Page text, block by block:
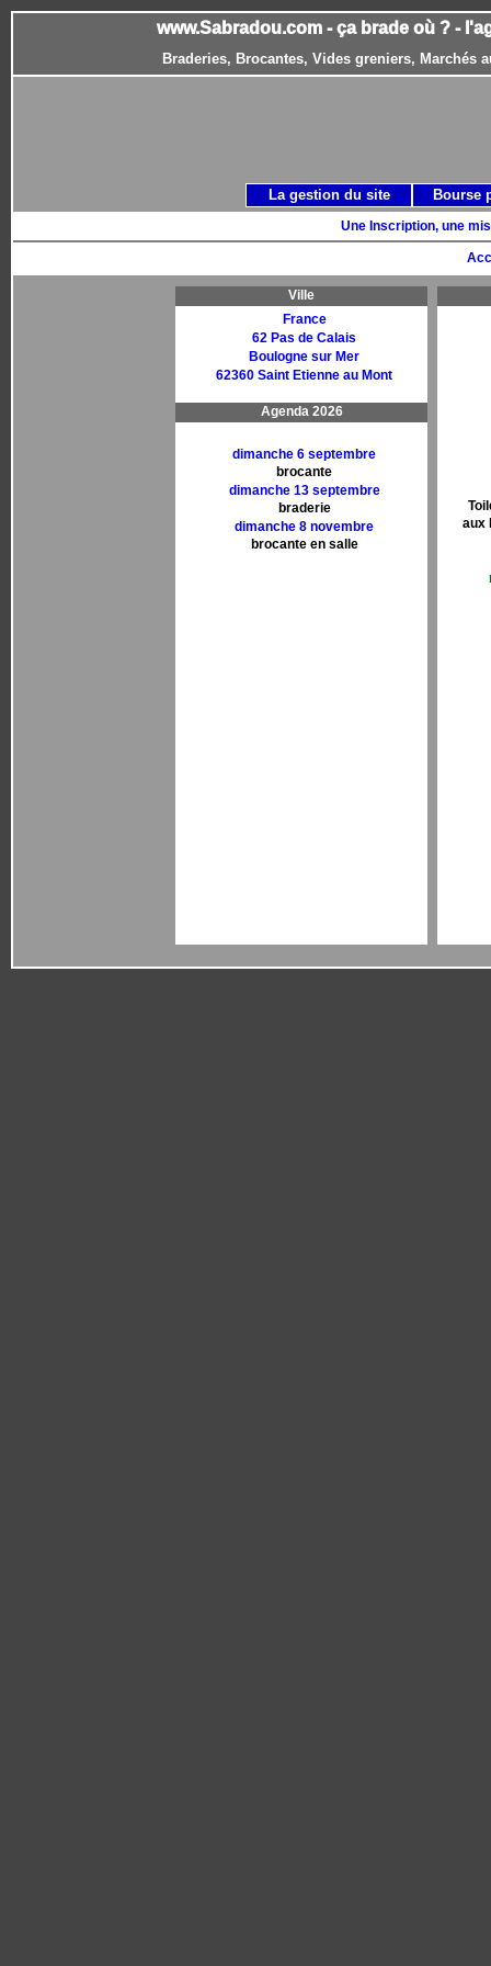
www.Sabradou.com - ça brade où ? -
Braderies, Brocantes, Vides greniers, Marchés
Une Inscription, une
Ville
France
62 Pas de Calais
Boulogne sur Mer
62360 Saint Etienne au Mont
Agenda 2026
dimanche 6 septembre
brocante
dimanche 13 septembre
braderie
dimanche 8 novembre
brocante en salle
aux
La gestion du site Bourse